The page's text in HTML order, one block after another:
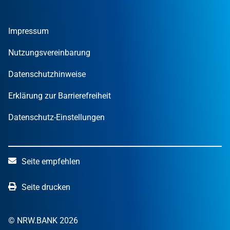
Finanzpublikationen
Öffentliche Kunden
STARTERCENTER NRW
NRW.Venture
Impressum
Nutzungsvereinbarung
Datenschutzhinweise
Erklärung zur Barrierefreiheit
Datenschutz-Einstellungen
Seite empfehlen
Seite drucken
© NRW.BANK 2026